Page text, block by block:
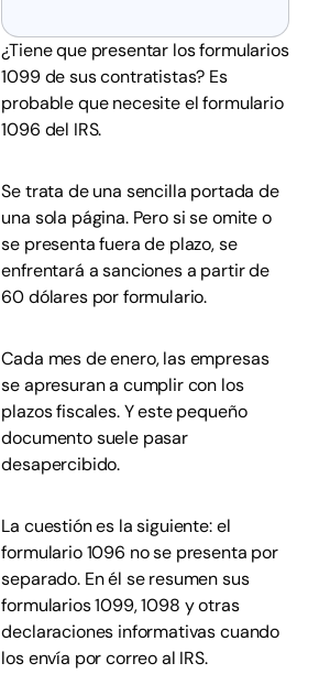
¿Tiene que presentar los formularios
1099 de sus contratistas? Es
probable que necesite el formulario
1096 del IRS.
Se trata de una sencilla portada de
una sola página. Pero si se omite o
se presenta fuera de plazo, se
enfrentará a sanciones a partir de
60 dólares por formulario.
Cada mes de enero, las empresas
se apresuran a cumplir con los
plazos fiscales. Y este pequeño
documento suele pasar
desapercibido.
La cuestión es la siguiente: el
formulario 1096 no se presenta por
separado. En él se resumen sus
formularios 1099, 1098 y otras
declaraciones informativas cuando
los envía por correo al IRS.